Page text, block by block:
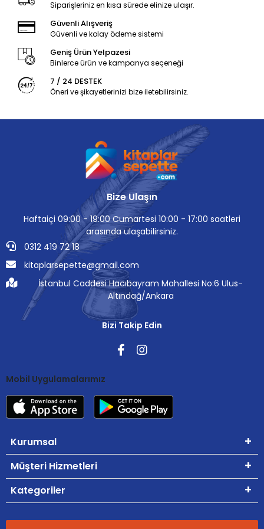
Siparişleriniz en kısa sürede elinize ulaşır.
Güvenli Alışveriş
Güvenli ve kolay ödeme sistemi
Geniş Ürün Yelpazesi
Binlerce ürün ve kampanya seçeneği
7 / 24 DESTEK
Öneri ve şikayetlerinizi bize iletebilirsiniz.
Bize Ulaşın
Haftaiçi 09:00 - 19:00 Cumartesi 10:00 - 17:00 saatleri
arasında ulaşabilirsiniz.
0312 419 72 18
kitaplarsepette@gmail.com
İstanbul Caddesi Hacıbayram Mahallesi No:6 Ulus-
Altındağ/Ankara
Bizi Takip Edin
Mobil Uygulamalarımız
Kurumsal
Müşteri Hizmetleri
Kategoriler